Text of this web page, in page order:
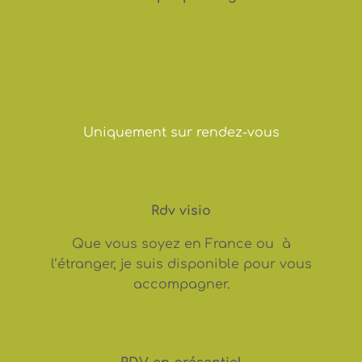
Uniquement sur rendez-vous
Rdv visio
Que vous soyez en France ou à
l’étranger, je suis disponible pour vous
accompagner.